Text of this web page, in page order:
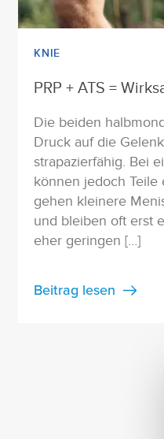
KNIE
PRP + ATS =
Die beiden
Druck auf die
strapazierfähig. Bei
können jedoch
gehen kleinere
und bleiben oft erst
eher geringen […]
Beitrag lesen